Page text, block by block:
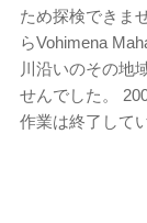
ため探検できま
らVohimena
川沿いのその地
せんでした。
作業は終了して